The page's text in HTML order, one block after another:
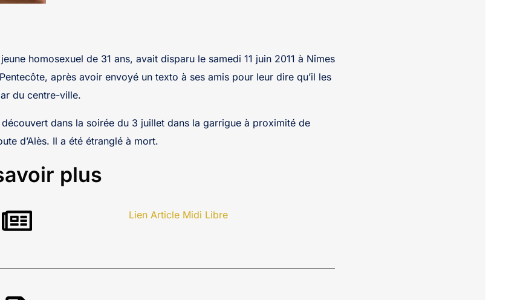
homosexuel de 31 ans, avait disparu le samedi 11 juin 2011 à Nîmes
après avoir envoyé un texto à ses amis pour leur dire qu’il les
du centre-ville.
dans la soirée du 3 juillet dans la garrigue à proximité de
d’Alès. Il a été étranglé à mort.
plus
Lien Article Midi Libre